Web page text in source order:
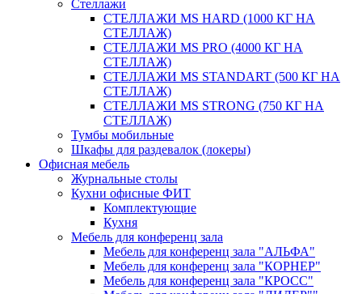
Стеллажи
СТЕЛЛАЖИ MS HARD (1000 КГ НА
СТЕЛЛАЖ)
СТЕЛЛАЖИ MS PRO (4000 КГ НА
СТЕЛЛАЖ)
СТЕЛЛАЖИ MS STANDART (500 КГ НА
СТЕЛЛАЖ)
СТЕЛЛАЖИ MS STRONG (750 КГ НА
СТЕЛЛАЖ)
Тумбы мобильные
Шкафы для раздевалок (локеры)
Офисная мебель
Журнальные столы
Кухни офисные ФИТ
Комплектующие
Кухня
Мебель для конференц зала
Мебель для конференц зала "АЛЬФА"
Мебель для конференц зала "КОРНЕР"
Мебель для конференц зала "КРОСС"